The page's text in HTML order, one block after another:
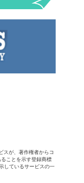
スが、著作権者からコ
ことを示す登録商標
しているサービスの一